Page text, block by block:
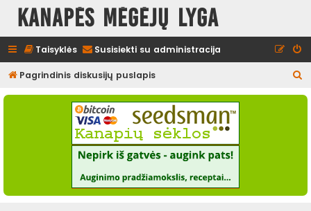
Kanapės mėgėjų lyga
Taisyklės Susisiekti su administracija
Pagrindinis diskusijų puslapis
e